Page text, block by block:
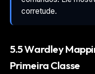
corretude.
5.5 Wardley
Primeira Classe